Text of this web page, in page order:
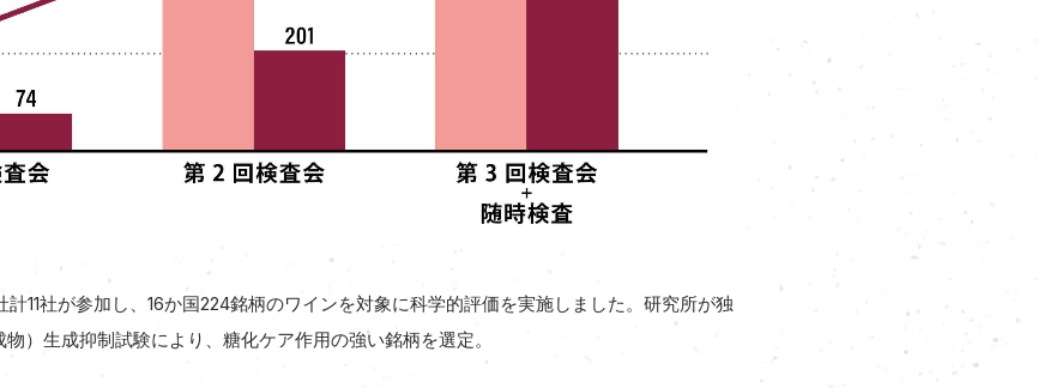
11社が参加し、16か国224銘柄のワインを対象に科学的評価を実施しました。研究所が独
）生成抑制試験により、糖化ケア作用の強い銘柄を選定。